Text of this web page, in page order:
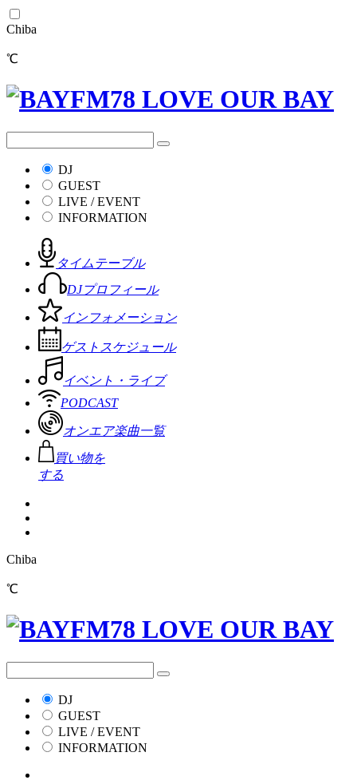
Chiba
℃
DJ
GUEST
LIVE / EVENT
INFORMATION
タイムテーブル
DJプロフィール
インフォメーション
ゲストスケジュール
イベント・ライブ
PODCAST
オンエア楽曲一覧
買い物を
する
Chiba
℃
DJ
GUEST
LIVE / EVENT
INFORMATION